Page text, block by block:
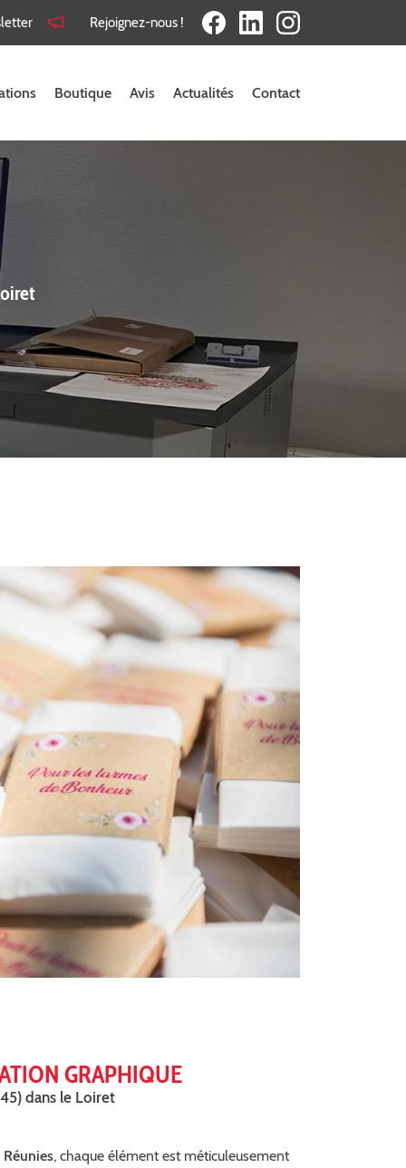
Rejoignez-nous !
Boutique Avis Actualités Contact
GRAPHIQUE
dans le Loiret
, chaque élément est méticuleusement